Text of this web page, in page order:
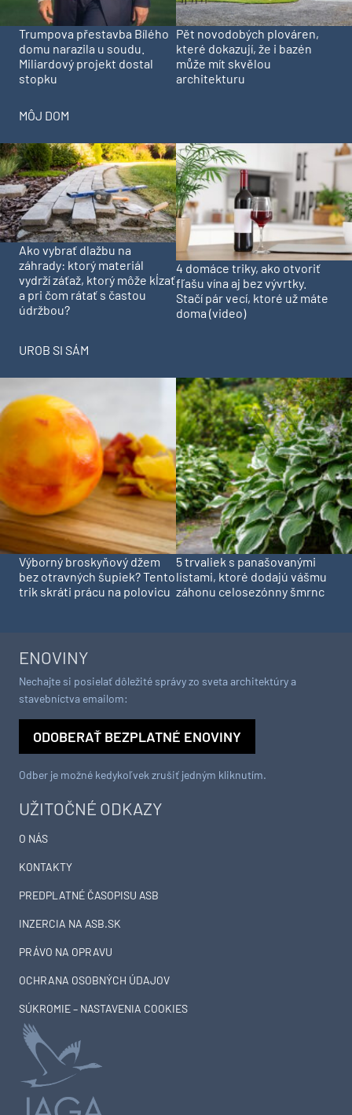
Trumpova přestavba Bílého
domu narazila u soudu.
Miliardový projekt dostal
stopku
Pět novodobých plováren,
které dokazují, že i bazén
může mít skvělou
architekturu
MÔJ DOM
Ako vybrať dlažbu na
záhrady: ktorý materiál
vydrží záťaž, ktorý môže kĺzať
a pri čom rátať s častou
údržbou?
4 domáce triky, ako otvoriť
fľašu vína aj bez vývrtky.
Stačí pár vecí, ktoré už máte
doma (video)
UROB SI SÁM
Výborný broskyňový džem
bez otravných šupiek? Tento
trik skráti prácu na polovicu
5 trvaliek s panašovanými
listami, ktoré dodajú vášmu
záhonu celosezónny šmrnc
UŽITOČNÉ ODKAZY
O NÁS
KONTAKTY
PREDPLATNÉ ČASOPISU ASB
INZERCIA NA ASB.SK
PRÁVO NA OPRAVU
OCHRANA OSOBNÝCH ÚDAJOV
SÚKROMIE – NASTAVENIA COOKIES
ENOVINY
Nechajte si posielať dôležité správy zo sveta architektúry a
stavebníctva emailom:
ODOBERAŤ BEZPLATNÉ ENOVINY
Odber je možné kedykoľvek zrušiť jedným kliknutím.